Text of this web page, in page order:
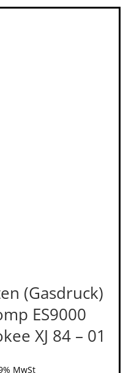
(Gasdruck)
ES9000
XJ 84 – 01
MwSt